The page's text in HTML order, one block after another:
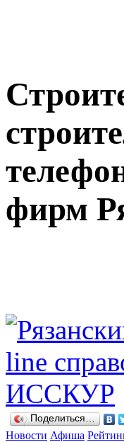
фирм
Поделиться…
Новости Афиша